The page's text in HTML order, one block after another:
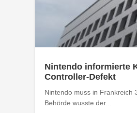
Nintendo informierte
Controller-Defekt
Nintendo muss in Frankreich
Behörde wusste der...